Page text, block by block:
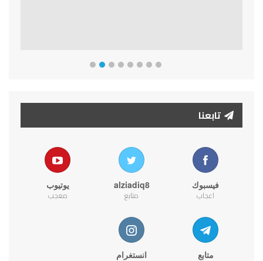
تابعنا
فيسبوك
اعجاب
alziadiq8
متابع
يوتيوب
معجب
متابع انستغرام